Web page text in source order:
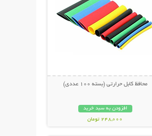
محافظ کابل حرارتی (بسته 100 عددی)
افزودن به سبد خرید
248,000 تومان